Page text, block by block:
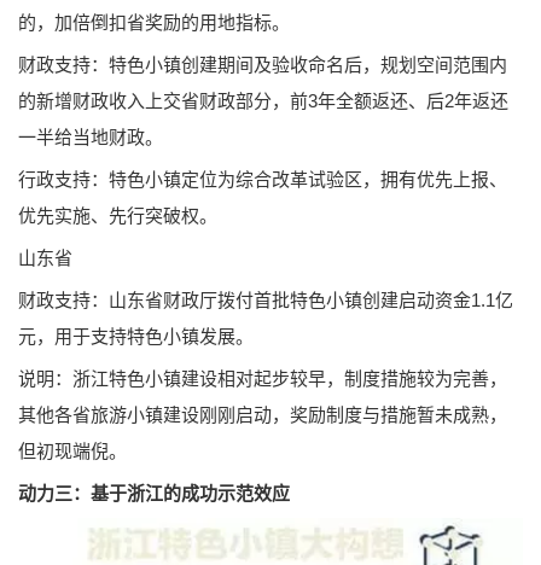
的，加倍倒扣省奖励的用地指标。
财政支持：特色小镇创建期间及验收命名后，规划空间范围内
的新增财政收入上交省财政部分，前3年全额返还、后2年返还
一半给当地财政。
行政支持：特色小镇定位为综合改革试验区，拥有优先上报、
优先实施、先行突破权。
山东省
财政支持：山东省财政厅拨付首批特色小镇创建启动资金1.1亿
元，用于支持特色小镇发展。
说明：浙江特色小镇建设相对起步较早，制度措施较为完善，
其他各省旅游小镇建设刚刚启动，奖励制度与措施暂未成熟，
但初现端倪。
动力三：基于浙江的成功示范效应